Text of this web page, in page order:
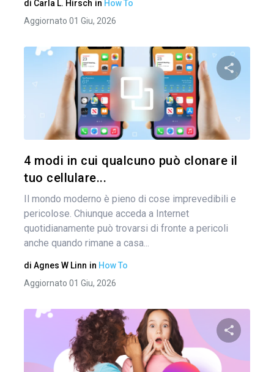
di Carla L. Hirsch in How To
Aggiornato 01 Giu, 2026
Condividi
4 modi in cui qualcuno può clonare il
tuo cellulare...
Il mondo moderno è pieno di cose imprevedibili e
pericolose. Chiunque acceda a Internet
quotidianamente può trovarsi di fronte a pericoli
anche quando rimane a casa...
di Agnes W Linn in How To
Aggiornato 01 Giu, 2026
Condividi